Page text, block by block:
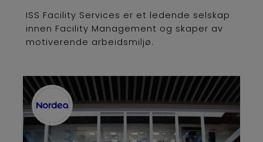
ISS Facility Services er et ledende selskap
innen Facility Management og skaper av
motiverende arbeidsmiljø.